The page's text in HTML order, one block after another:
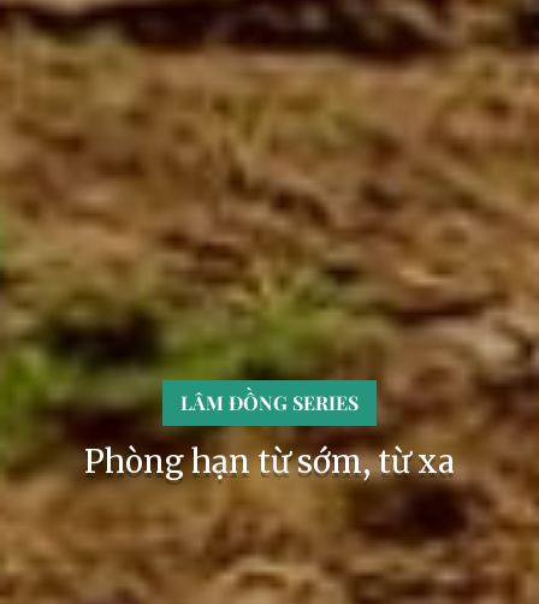
LÂM ĐỒNG SERIES
Phòng hạn từ sớm, từ xa